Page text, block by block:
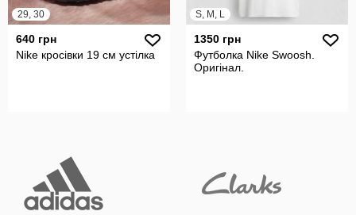
29, 30
640 грн
Nike кросівки 19 см устілка
S, M, L
1350 грн
Футболка Nike Swoosh.
Оригінал.